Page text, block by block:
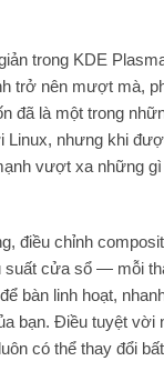
trong KDE
trở nên mượt mà,
đã là một trong
Linux, nhưng khi
vượt xa những
điều chỉnh
suất cửa sổ — mỗi
bàn linh hoạt,
bạn. Điều tuyệt vời
có thể thay đổi